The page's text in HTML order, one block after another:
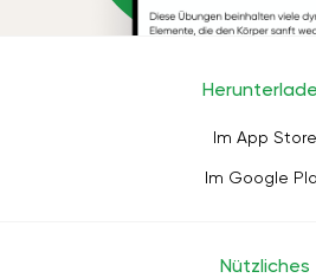
Im App Store
Im Google
Nützliches